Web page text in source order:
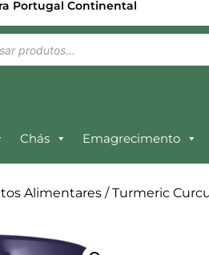
Portugal Continental
Chás Emagrecimento
Alimentares/ Turmeric